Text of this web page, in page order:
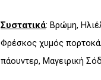
Συστατικά: Βρώμη,
Φρέσκος χυμός
πάουντερ, Μαγειρική